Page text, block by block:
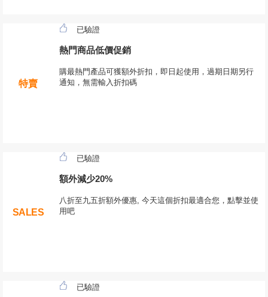
特賣
已驗證
熱門商品低價促銷
購最熱門產品可獲額外折扣，即日起使用，過期日期另行
通知，無需輸入折扣碼
SALES
已驗證
額外減少20%
八折至九五折額外優惠, 今天這個折扣最適合您，點擊並使
用吧
已驗證